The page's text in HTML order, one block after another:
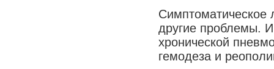
Симптоматическое
другие проблемы.
хронической
гемодеза и